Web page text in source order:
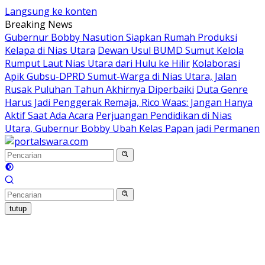
Langsung ke konten
Breaking News
Gubernur Bobby Nasution Siapkan Rumah Produksi
Kelapa di Nias Utara Dewan Usul BUMD Sumut Kelola
Rumput Laut Nias Utara dari Hulu ke Hilir Kolaborasi
Apik Gubsu-DPRD Sumut-Warga di Nias Utara, Jalan
Rusak Puluhan Tahun Akhirnya Diperbaiki Duta Genre
Harus Jadi Penggerak Remaja, Rico Waas: Jangan Hanya
Aktif Saat Ada Acara Perjuangan Pendidikan di Nias
Utara, Gubernur Bobby Ubah Kelas Papan jadi Permanen
tutup